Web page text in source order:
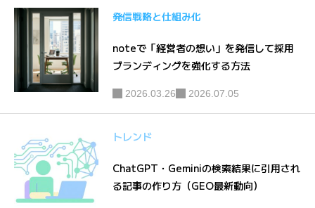
発信戦略と仕組み化
noteで「経営者の想い」を発信して採用
ブランディングを強化する方法
2026.03.26 2026.07.05
トレンド
ChatGPT・Geminiの検索結果に引用され
る記事の作り方（GEO最新動向）